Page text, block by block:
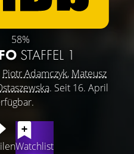
58%
STAFFEL 1
Piotr Adamczyk, Mateusz
. Seit 16. April
Watchlist